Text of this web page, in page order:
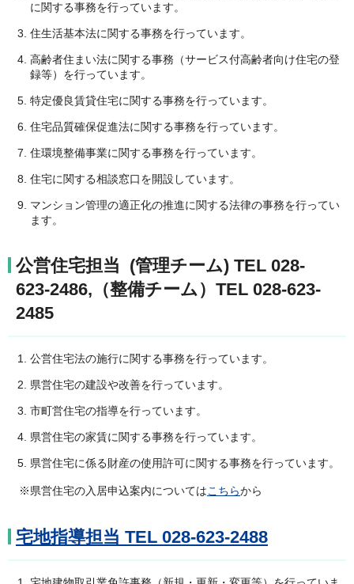
に関する事務を行っています。
住生活基本法に関する事務を行っています。
高齢者住まい法に関する事務（サービス付高齢者向け住宅の登
録等）を行っています。
特定優良賃貸住宅に関する事務を行っています。
住宅品質確保促進法に関する事務を行っています。
住環境整備事業に関する事務を行っています。
住宅に関する相談窓口を開設しています。
マンション管理の適正化の推進に関する法律の事務を行ってい
ます。
公営住宅担当 (管理チーム) TEL 028-
623-2486,（整備チーム）TEL 028-623-
2485
公営住宅法の施行に関する事務を行っています。
県営住宅の建設や改善を行っています。
市町営住宅の指導を行っています。
県営住宅の家賃に関する事務を行っています。
県営住宅に係る財産の使用許可に関する事務を行っています。
※県営住宅の入居申込案内についてはこちらから
宅地指導担当 TEL 028-623-2488